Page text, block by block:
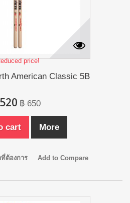
price!
American Classic 5B
฿ 650
cart More
ต้องการ Add to Compare